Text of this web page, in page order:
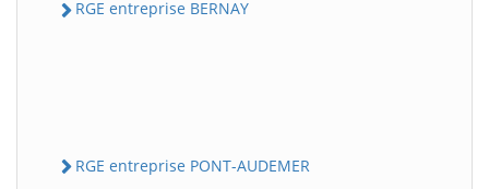
RGE entreprise BERNAY
RGE entreprise PONT-AUDEMER